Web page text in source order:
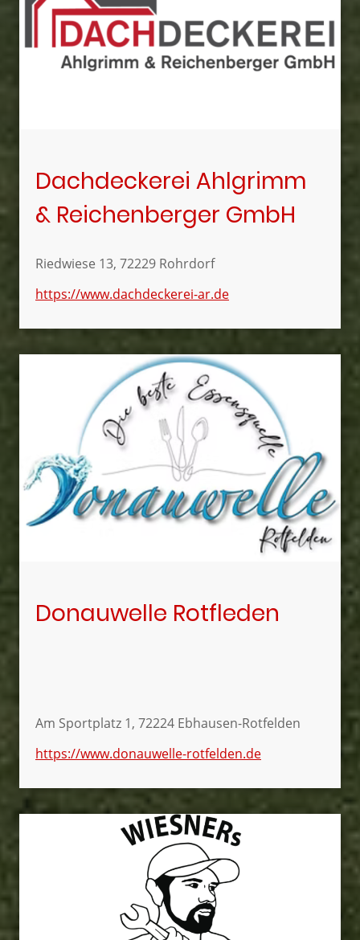
Dachdeckerei Ahlgrimm
& Reichenberger GmbH
Riedwiese 13, 72229 Rohrdorf
https://www.dachdeckerei-ar.de
Donauwelle Rotfleden
Am Sportplatz 1, 72224 Ebhausen-Rotfelden
https://www.donauwelle-rotfelden.de